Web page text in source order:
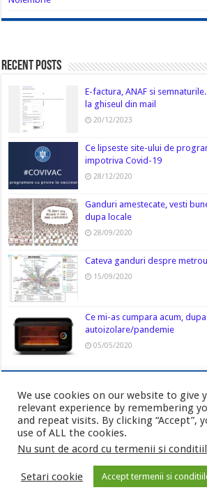
Recent Posts
E-factura, ANAF si
la ghiseul din mail
20/12/2023
Ce lipseste site-ului de
impotriva Covid-19
28/12/2020
Ganduri amestecate, vesti
dupa locale
28/09/2020
Cateva ganduri despre
15/09/2020
Ce mi-as cumpara acum,
autoizolare/pandemie
05/05/2020
Politica de confidentialitate-
© Copyright AurasMihai.ro
We use cookies on our website to give
relevant experience by remembering
and repeat visits. By clicking “Accept”,
use of ALL the cookies.
Nu sunt de acord cu termenii si
Setari cookie Accept termenii si